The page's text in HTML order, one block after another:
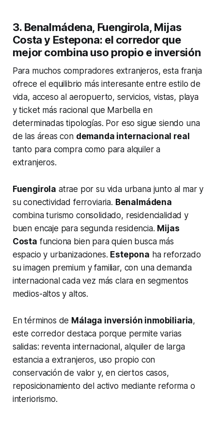
3. Benalmádena, Fuengirola, Mijas
Costa y Estepona: el corredor que
mejor combina uso propio e inversión
Para muchos compradores extranjeros, esta franja
ofrece el equilibrio más interesante entre estilo de
vida, acceso al aeropuerto, servicios, vistas, playa
y ticket más racional que Marbella en
determinadas tipologías. Por eso sigue siendo una
de las áreas con demanda internacional real
tanto para compra como para alquiler a
extranjeros.
Fuengirola atrae por su vida urbana junto al mar y
su conectividad ferroviaria. Benalmádena
combina turismo consolidado, residencialidad y
buen encaje para segunda residencia. Mijas
Costa funciona bien para quien busca más
espacio y urbanizaciones. Estepona ha reforzado
su imagen premium y familiar, con una demanda
internacional cada vez más clara en segmentos
medios-altos y altos.
En términos de Málaga inversión inmobiliaria,
este corredor destaca porque permite varias
salidas: reventa internacional, alquiler de larga
estancia a extranjeros, uso propio con
conservación de valor y, en ciertos casos,
reposicionamiento del activo mediante reforma o
interiorismo.